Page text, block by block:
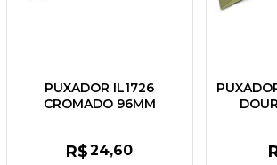
PUXADOR IL1726
CROMADO 96MM
R$24,60